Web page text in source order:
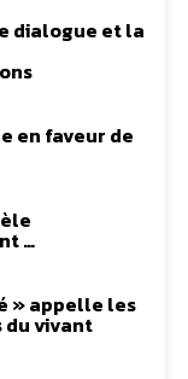
dialogue et la
en faveur de
…
» appelle les
du vivant